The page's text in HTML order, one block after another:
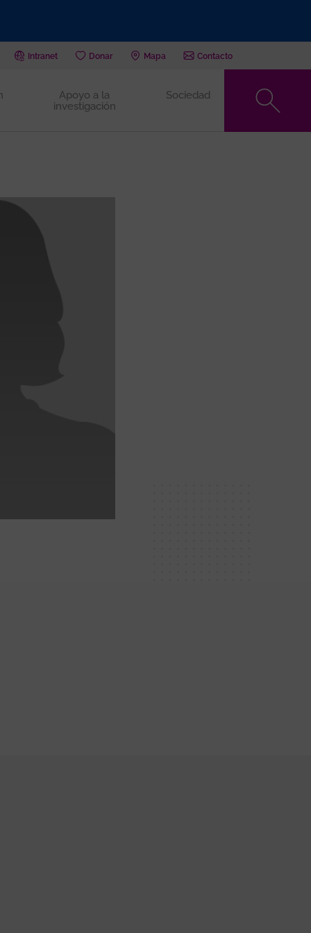
Intranet Donar Mapa Contacto
Apoyo a la
investigación
Sociedad